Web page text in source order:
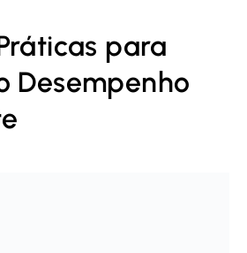
para
Desempenho